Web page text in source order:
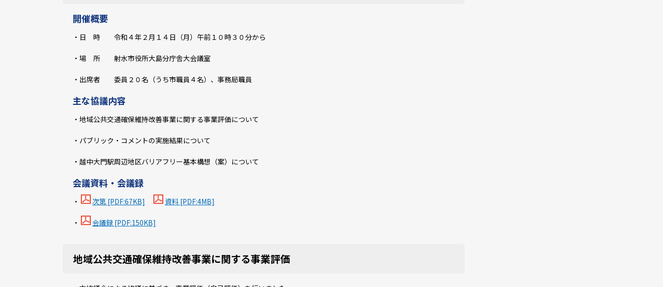
開催概要
・日 時 令和４年２月１４日（月）午前１０時３０分から
・場 所 射水市役所大島分庁舎大会議室
・出席者 委員２０名（うち市職員４名）、事務局職員
主な協議内容
・地域公共交通確保維持改善事業に関する事業評価について
・パブリック・コメントの実施結果について
・越中大門駅周辺地区バリアフリー基本構想（案）について
会議資料・会議録
・ 次第 [PDF:67KB] 資料 [PDF:4MB]
・ 会議録 [PDF:150KB]
地域公共交通確保維持改善事業に関する事業評価